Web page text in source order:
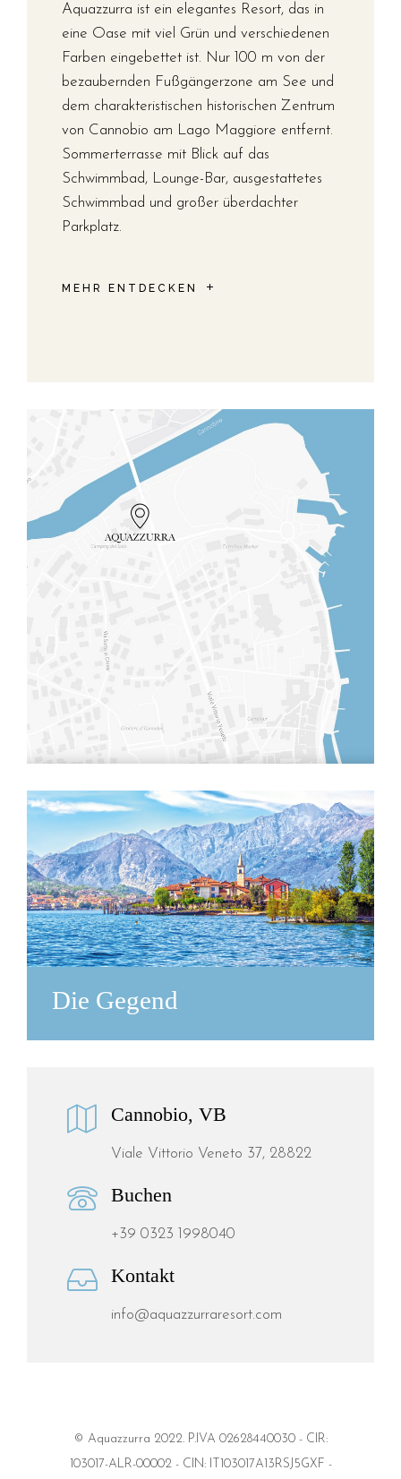
Aquazzurra ist ein elegantes Resort, das in
eine Oase mit viel Grün und verschiedenen
Farben eingebettet ist. Nur 100 m von der
bezaubernden Fußgängerzone am See und
dem charakteristischen historischen Zentrum
von Cannobio am Lago Maggiore entfernt.
Sommerterrasse mit Blick auf das
Schwimmbad, Lounge-Bar, ausgestattetes
Schwimmbad und großer überdachter
Parkplatz.
MEHR ENTDECKEN
Die Gegend
Cannobio, VB
Viale Vittorio Veneto 37, 28822
Buchen
+39 0323 1998040
Kontakt
info@aquazzurraresort.com
© Aquazzurra 2022. P.IVA 02628440030 - CIR:
103017-ALR-00002 - CIN: IT103017A13RSJ5GXF -